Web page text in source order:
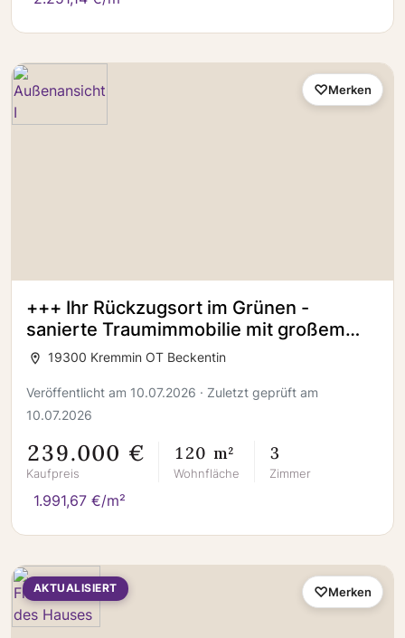
+++ Ihr Rückzugsort im Grünen -
sanierte Traumimmobilie mit großem
Grundstück +++
19300 Kremmin OT Beckentin
Veröffentlicht am 10.07.2026 · Zuletzt geprüft am
10.07.2026
239.000 €
Kaufpreis
120 m²
Wohnfläche
3
Zimmer
1.991,67 €/m²
Merken
AKTUALISIERT Merken